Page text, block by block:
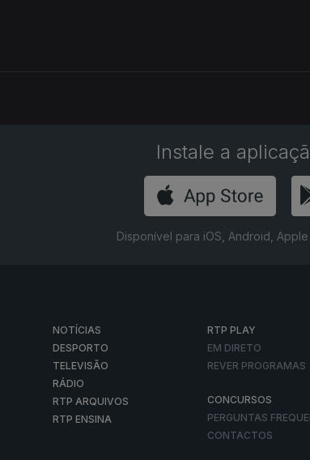
Instale a
Disponível para iOS, Android,
NOTÍCIAS
DESPORTO
TELEVISÃO
RÁDIO
RTP ARQUIVOS
RTP ENSINA
RTP PLAY
EM DIRETO
REVER PROGRAMAS
CONCURSOS
PERGUNTAS
CONTACTOS